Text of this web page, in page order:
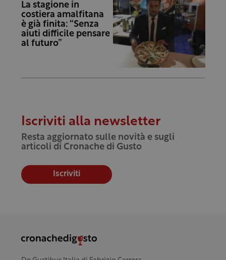
La stagione in
costiera amalfitana
è già finita: “Senza
aiuti difficile pensare
al futuro”
Iscriviti alla newsletter
Resta aggiornato sulle novità e sugli
articoli di Cronache di Gusto
Iscriviti